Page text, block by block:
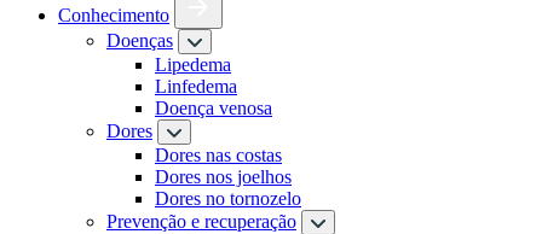
Conhecimento
Doenças
Lipedema
Linfedema
Doença venosa
Dores
Dores nas costas
Dores nos joelhos
Dores no tornozelo
Prevenção e recuperação